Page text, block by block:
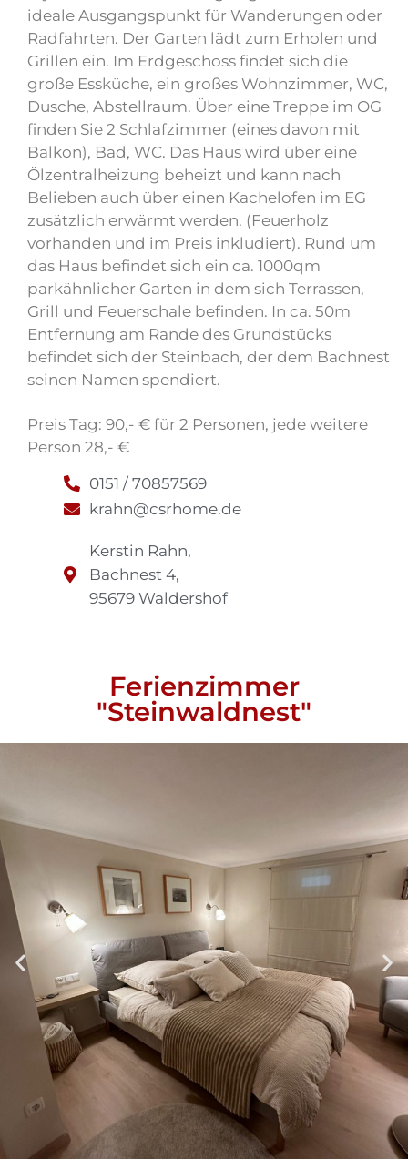
ideale Ausgangspunkt für Wanderungen oder
Radfahrten. Der Garten lädt zum Erholen und
Grillen ein. Im Erdgeschoss findet sich die
große Essküche, ein großes Wohnzimmer, WC,
Dusche, Abstellraum. Über eine Treppe im OG
finden Sie 2 Schlafzimmer (eines davon mit
Balkon), Bad, WC. Das Haus wird über eine
Ölzentralheizung beheizt und kann nach
Belieben auch über einen Kachelofen im EG
zusätzlich erwärmt werden. (Feuerholz
vorhanden und im Preis inkludiert). Rund um
das Haus befindet sich ein ca. 1000qm
parkähnlicher Garten in dem sich Terrassen,
Grill und Feuerschale befinden. In ca. 50m
Entfernung am Rande des Grundstücks
befindet sich der Steinbach, der dem Bachnest
seinen Namen spendiert.
Preis Tag: 90,- € für 2 Personen, jede weitere
Person 28,- €
0151 / 70857569
krahn@csrhome.de
Kerstin Rahn,
Bachnest 4,
95679 Waldershof
Ferienzimmer
"Steinwaldnest"